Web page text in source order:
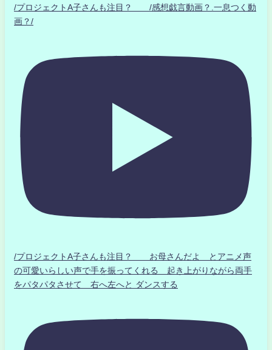
/プロジェクトA子さんも注目？ /感想戯言動画？.一息つく動
画？/
/プロジェクトA子さんも注目？ お母さんだよ とアニメ声
の可愛いらしい声で手を振ってくれる 起き上がりながら両手
をパタパタさせて 右へ左へと ダンスする